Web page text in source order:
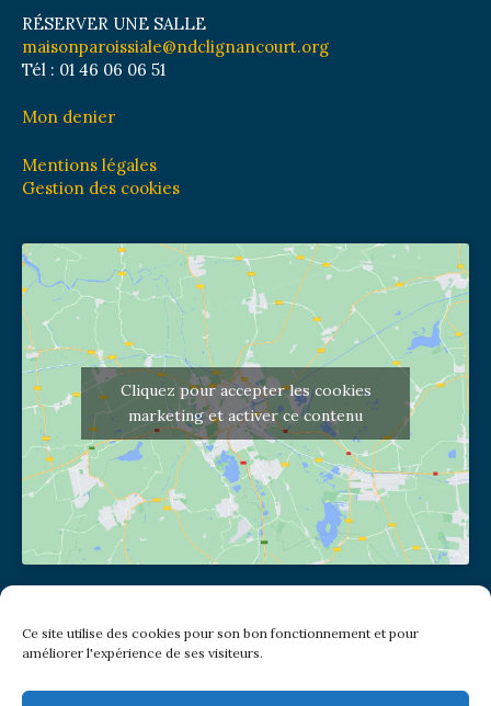
Ce site utilise des cookies pour son bon fonctionnement et pour
améliorer l'expérience de ses visiteurs.
RÉSERVER UNE SALLE
maisonparoissiale@ndclignancourt.org
Tél : 01 46 06 06 51
Mon denier
Mentions légales
Gestion des cookies
Cliquez pour accepter les cookies
marketing et activer ce contenu
(pas de courrier à cette adresse)
2 place Jules Joffrin - 75018
Metro: Jules Joffrin ou Simplon